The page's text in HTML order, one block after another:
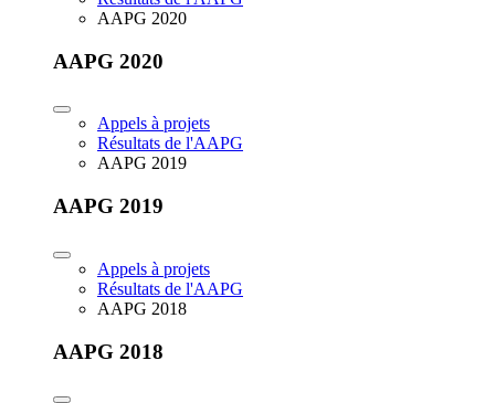
AAPG 2020
AAPG 2020
Appels à projets
Résultats de l'AAPG
AAPG 2019
AAPG 2019
Appels à projets
Résultats de l'AAPG
AAPG 2018
AAPG 2018